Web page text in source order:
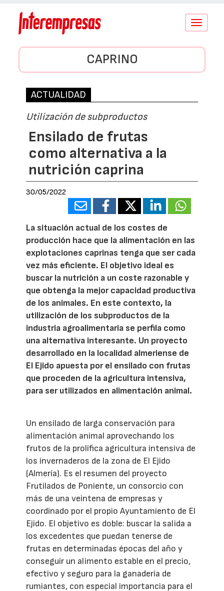
Conmutar
CAPRINO
ACTUALIDAD
Utilización de subproductos
Ensilado de frutas
como alternativa a la
nutrición caprina
30/05/2022
La situación actual de los costes de
producción hace que la alimentación en las
explotaciones caprinas tenga que ser cada
vez más eficiente. El objetivo ideal es
buscar la nutrición a un coste razonable y
que obtenga la mejor capacidad productiva
de los animales. En este contexto, la
utilización de los subproductos de la
industria agroalimentaria se perfila como
una alternativa interesante. Un proyecto
desarrollado en la localidad almeriense de
El Ejido apuesta por el ensilado con frutas
que proceden de la agricultura intensiva,
para ser utilizados en alimentación animal.
Un ensilado de larga conservación para
alimentación animal aprovechando los
frutos de la prolífica agricultura intensiva de
los invernaderos de la zona de El Ejido
(Almería). Es el resumen del proyecto
Frutilados de Poniente, un consorcio con
más de una veintena de empresas y
coordinado por el propio Ayuntamiento de El
Ejido. El objetivo es doble: buscar la salida a
los excedentes que puedan tenerse de
frutas en determinadas épocas del año y
conseguir un alimento estable en el precio,
efectivo y seguro para la ganadería de
rumiantes, con especial importancia para el